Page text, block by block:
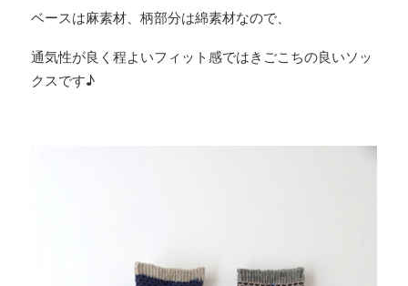
ベースは麻素材、柄部分は綿素材なので、
通気性が良く程よいフィット感ではきごこちの良いソッ
クスです♪